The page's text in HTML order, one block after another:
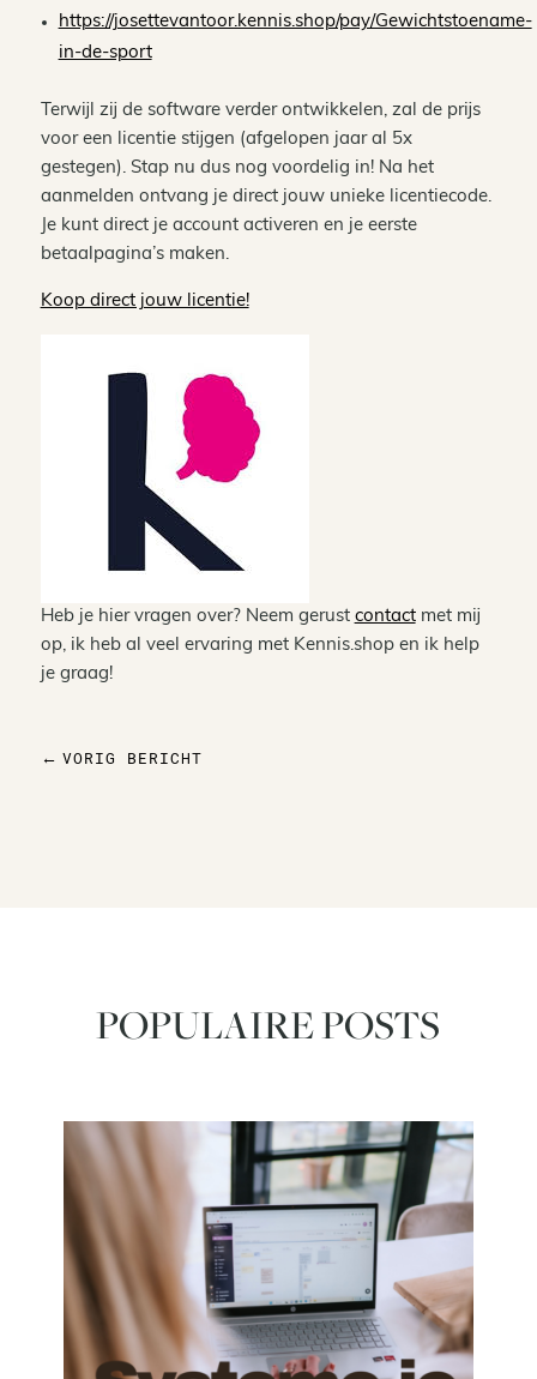
https://josettevantoor.kennis.shop/pay/Gewichtstoename-
in-de-sport
Terwijl zij de software verder ontwikkelen, zal de prijs
voor een licentie stijgen (afgelopen jaar al 5x
gestegen). Stap nu dus nog voordelig in! Na het
aanmelden ontvang je direct jouw unieke licentiecode.
Je kunt direct je account activeren en je eerste
betaalpagina’s maken.
Koop direct jouw licentie!
Heb je hier vragen over? Neem gerust contactmet mij
op, ik heb al veel ervaring met Kennis.shop en ik help
je graag!
← VORIG BERICHT
POPULAIRE POSTS